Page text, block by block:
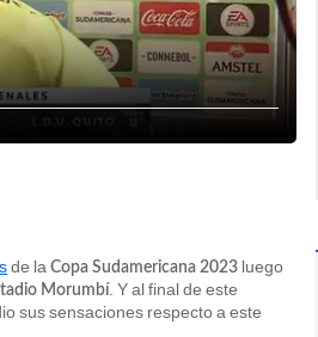
de la Copa Sudamericana 2023 luego
Morumbí. Y al final de este
sus sensaciones respecto a este